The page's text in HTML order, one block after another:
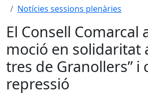
Notícies sessions plenàries
El Consell Comarcal
moció en solidaritat
tres de Granollers” i
repressió